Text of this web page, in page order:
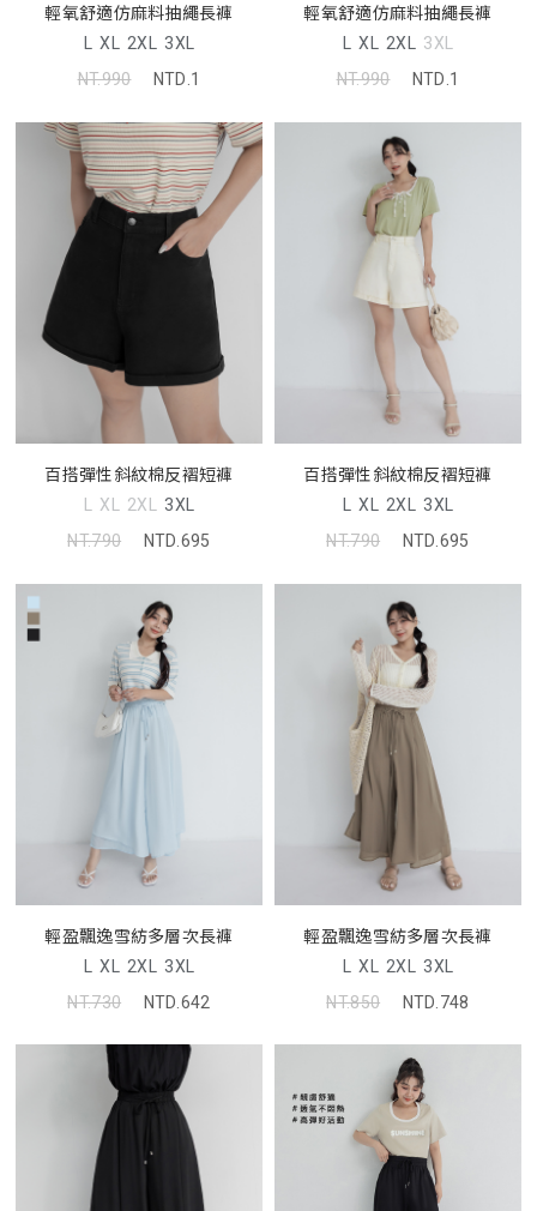
輕氧舒適仿麻料抽繩長褲
L XL 2XL 3XL
NT.990
NTD.1
輕氧舒適仿麻料抽繩長褲
L XL 2XL 3XL
NT.990
NTD.1
百搭彈性斜紋棉反褶短褲
L XL 2XL 3XL
NT.790
NTD.695
百搭彈性斜紋棉反褶短褲
L XL 2XL 3XL
NT.790
NTD.695
輕盈飄逸雪紡多層次長褲
L XL 2XL 3XL
NT.730
NTD.642
輕盈飄逸雪紡多層次長褲
L XL 2XL 3XL
NT.850
NTD.748